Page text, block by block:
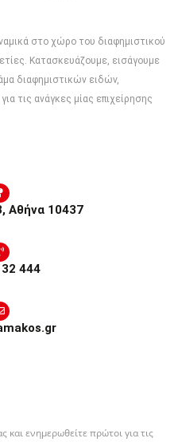
στο χώρο του διαφημιστικού
Κατασκευάζουμε, εισάγουμε
διαφημιστικών ειδών,
τις ανάγκες μίας επιχείρησης
Αθήνα 10437
444
ενημερωθείτε πρώτοι για τις